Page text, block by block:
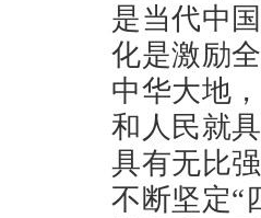
是当代中
化是激励
中华大地
和人民就
具有无比
不断坚定“